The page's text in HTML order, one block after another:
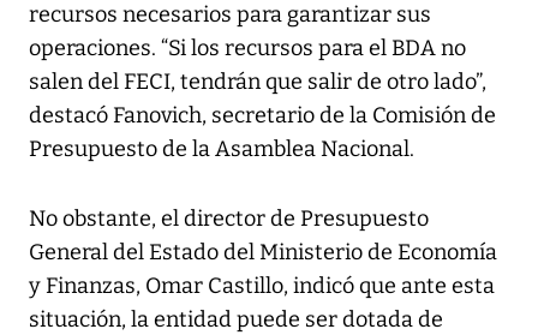
recursos necesarios para garantizar sus
operaciones. “Si los recursos para el BDA no
salen del FECI, tendrán que salir de otro lado”,
destacó Fanovich, secretario de la Comisión de
Presupuesto de la Asamblea Nacional.
No obstante, el director de Presupuesto
General del Estado del Ministerio de Economía
y Finanzas, Omar Castillo, indicó que ante esta
situación, la entidad puede ser dotada de